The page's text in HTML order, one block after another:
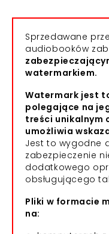
Sprzedawane
audiobooków
watermarkiem.
Watermark jest
polegające na
treści unikalnym
umożliwia
Jest to wygodne
zabezpieczenie
dodatkowego
obsługującego
Pliki w formacie
na: